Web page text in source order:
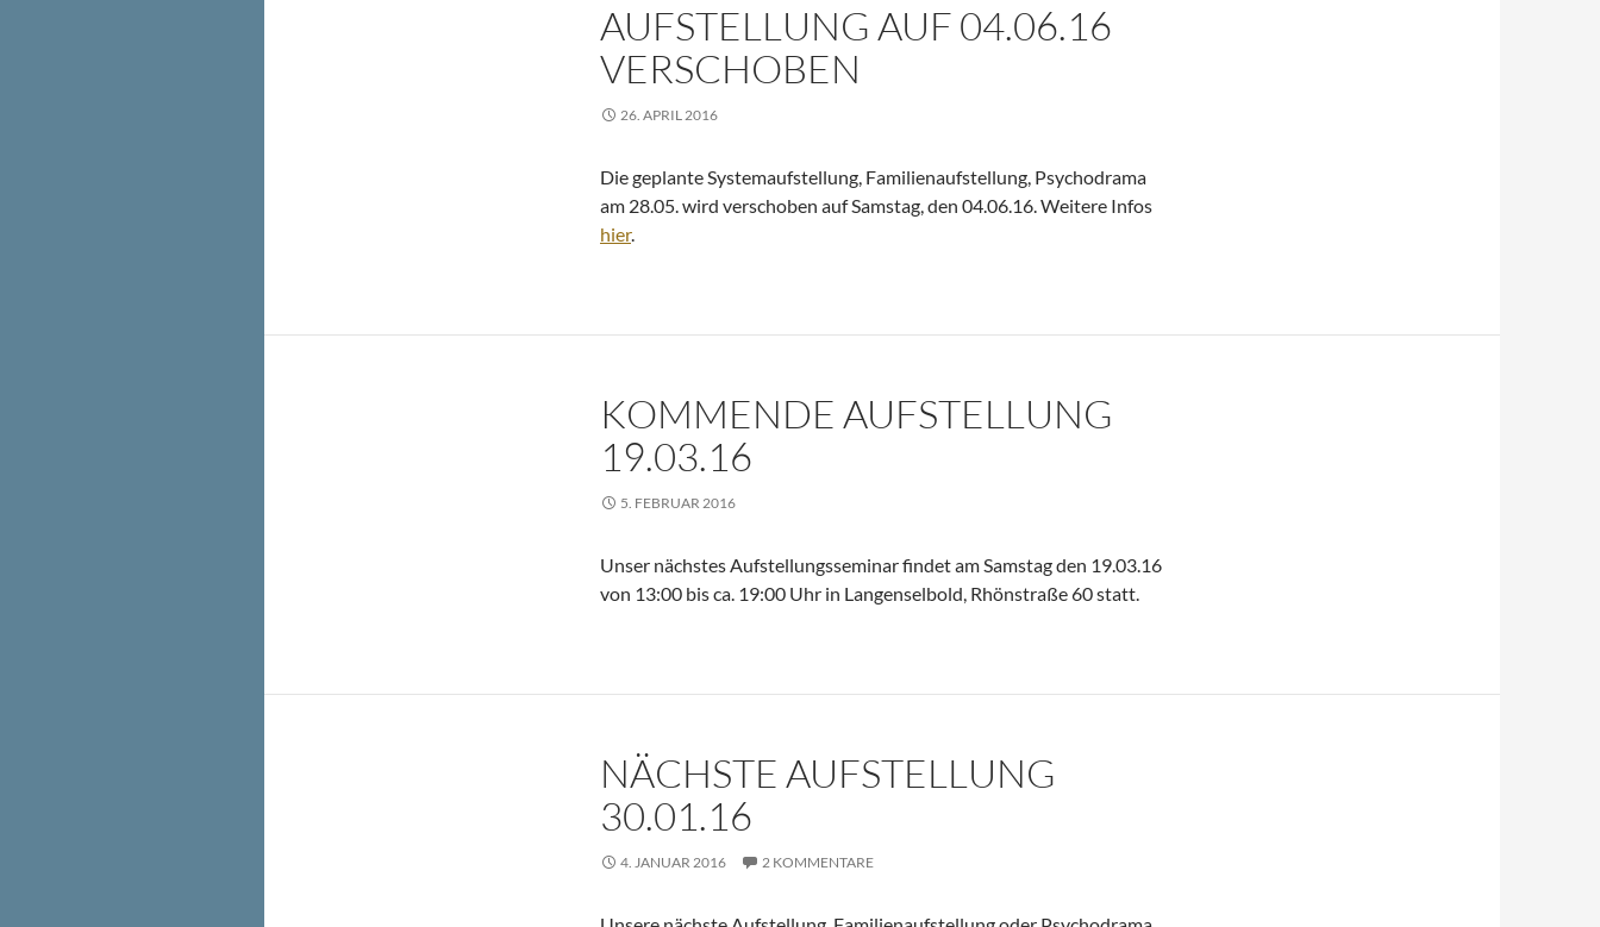
AUFSTELLUNG AUF 04.06.16
VERSCHOBEN
26. APRIL 2016
Die geplante Systemaufstellung, Familienaufstellung, Psychodrama
am 28.05. wird verschoben auf Samstag, den 04.06.16. Weitere Infos
hier.
KOMMENDE AUFSTELLUNG
19.03.16
5. FEBRUAR 2016
Unser nächstes Aufstellungsseminar findet am Samstag den 19.03.16
von 13:00 bis ca. 19:00 Uhr in Langenselbold, Rhönstraße 60 statt.
NÄCHSTE AUFSTELLUNG
30.01.16
4. JANUAR 2016 2 KOMMENTARE